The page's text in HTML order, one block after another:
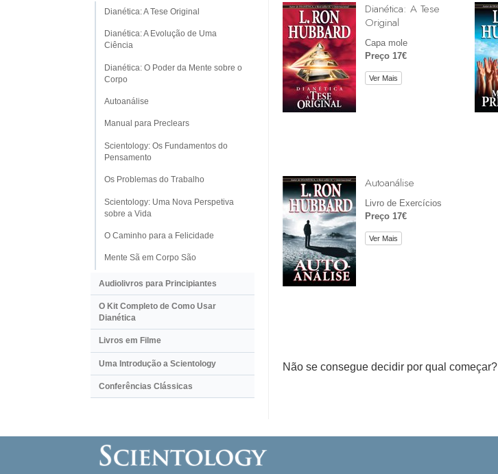
Dianética: A Tese
Original
Capa mole
Preço 17€
Ver Mais
Autoanálise
Livro de Exercícios
Preço 17€
Ver Mais
Não se consegue decidir por qual começar?
Dianética: A Tese Original
Dianética: A Evolução de Uma
Ciência
Dianética: O Poder da Mente sobre o
Corpo
Autoanálise
Manual para Preclears
Scientology: Os Fundamentos do
Pensamento
Os Problemas do Trabalho
Scientology: Uma Nova Perspetiva
sobre a Vida
O Caminho para a Felicidade
Mente Sã em Corpo São
Audiolivros para Principiantes
O Kit Completo de Como Usar
Dianética
Livros em Filme
Uma Introdução a Scientology
Conferências Clássicas